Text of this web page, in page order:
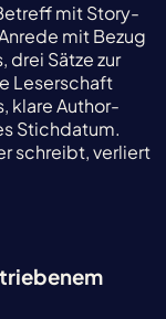
mit Story-
mit Bezug
drei Sätze zur
Leserschaft
klare Author-
Stichdatum.
schreibt, verliert